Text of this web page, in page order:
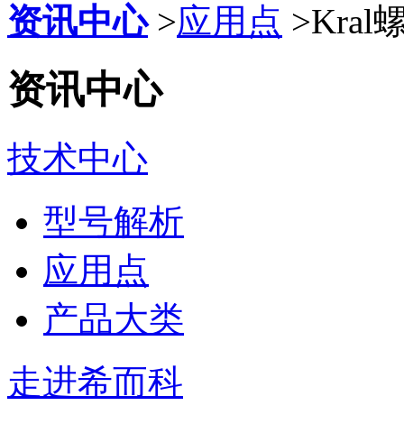
资讯中心 >应用点 >Kral
资讯中心
技术中心
型号解析
应用点
产品大类
走进希而科